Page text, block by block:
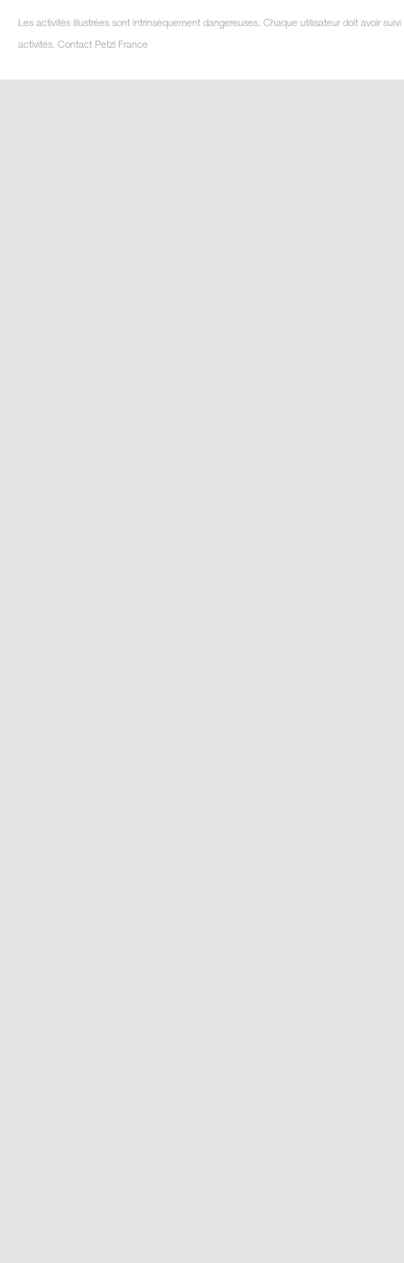
Les activités illustrées sont intrinsèquement dangereuses. Chaque utilisateur doit avoir
activités. Contact Petzl France